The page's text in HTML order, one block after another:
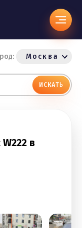
Москва
ИСКАТЬ
в